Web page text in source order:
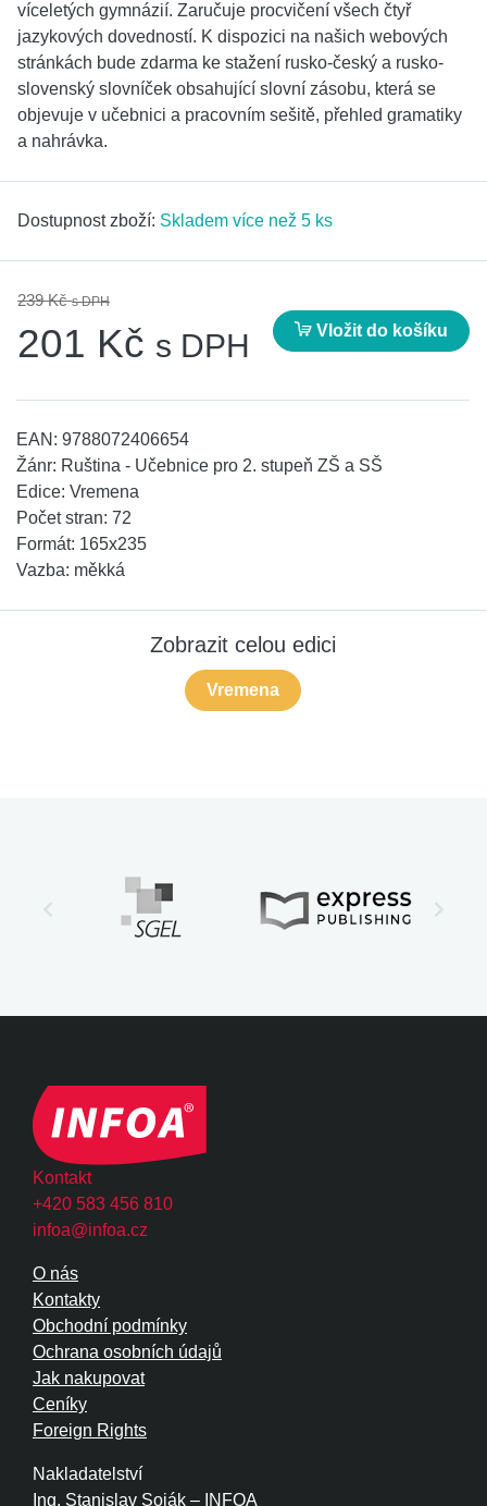
víceletých gymnázií. Zaručuje procvičení všech čtyř
jazykových dovedností. K dispozici na našich webových
stránkách bude zdarma ke stažení rusko-český a rusko-
slovenský slovníček obsahující slovní zásobu, která se
objevuje v učebnici a pracovním sešitě, přehled gramatiky
a nahrávka.
Dostupnost zboží: Skladem více než 5 ks
239 Kčs DPH
201 Kč s DPH Vložit do košíku
EAN: 9788072406654
Žánr: Ruština - Učebnice pro 2. stupeň ZŠ a SŠ
Edice: Vremena
Počet stran: 72
Formát: 165x235
Vazba: měkká
Zobrazit celou edici
Vremena
Kontakt
+420 583 456 810
infoa@infoa.cz
Nakladatelství
Ing. Stanislav Soják – INFOA
O nás
Kontakty
Obchodní podmínky
Ochrana osobních údajů
Jak nakupovat
Ceníky
Foreign Rights